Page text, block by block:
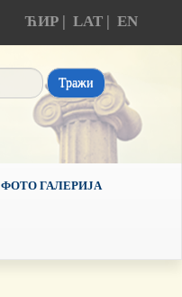
ЋИР| LAT| EN
Тражи
ФОТО ГАЛЕРИЈА